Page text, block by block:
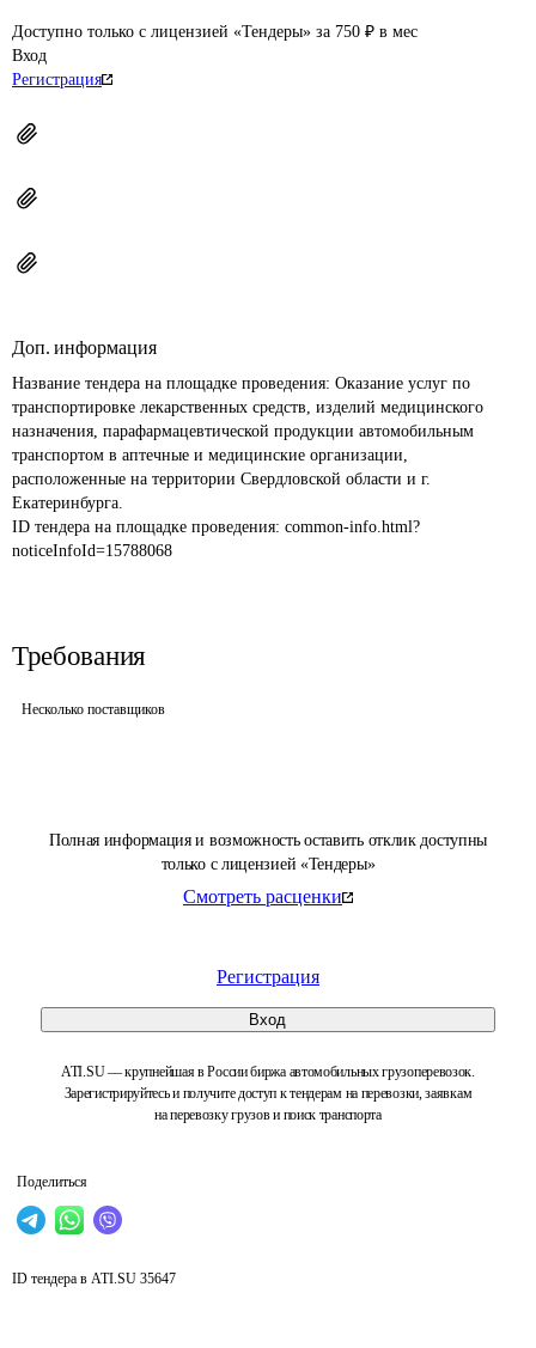
Полная информация и возможность оставить отклик доступны
только с лицензией «Тендеры»
Смотреть расценки
Регистрация
Вход
ATI.SU — крупнейшая в России биржа автомобильных грузоперевозок.
Зарегистрируйтесь и получите доступ к тендерам на перевозки, заявкам
на перевозку грузов и поиск транспорта
Поделиться
Доступно только с лицензией «Тендеры» за 750 ₽ в мес
Вход
Регистрация
Доп. информация
Название тендера на площадке проведения: Оказание услуг по
транспортировке лекарственных средств, изделий медицинского
назначения, парафармацевтической продукции автомобильным
транспортом в аптечные и медицинские организации,
расположенные на территории Свердловской области и г.
Екатеринбурга.
ID тендера на площадке проведения: common-info.html?
noticeInfoId=15788068
Требования
Несколько поставщиков
ID тендера в ATI.SU 35647